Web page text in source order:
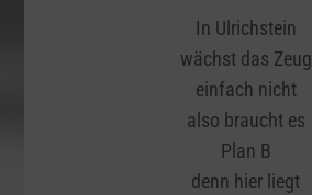
In Ulrichstein
wächst das Zeug
einfach nicht
also braucht es
Plan B
denn hier liegt